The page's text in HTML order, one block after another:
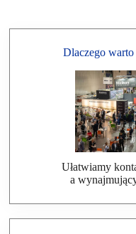
Dlaczego
Ułatwiamy
a